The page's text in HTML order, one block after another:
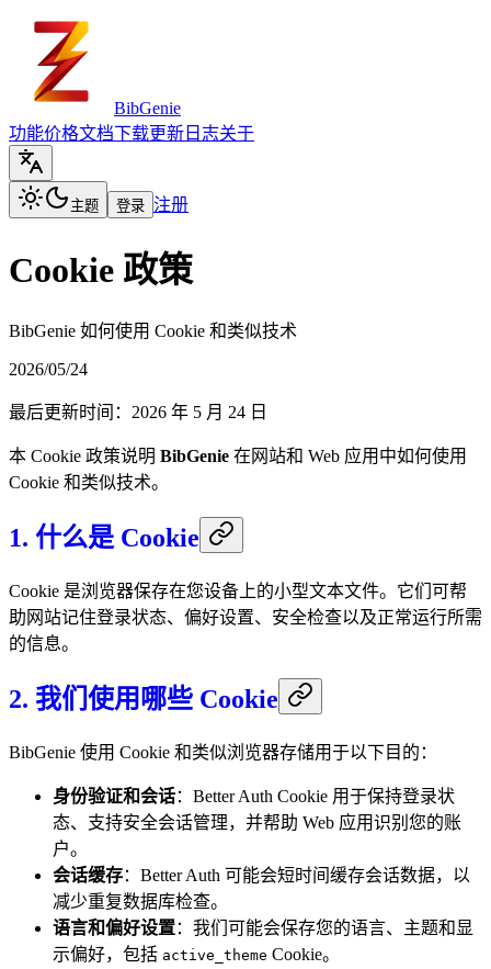
BibGenie
功能价格文档下载更新日志关于
主题 登录 注册
Cookie 政策
BibGenie 如何使用 Cookie 和类似技术
2026/05/24
最后更新时间：2026 年 5 月 24 日
本 Cookie 政策说明 BibGenie 在网站和 Web 应用中如何使用
Cookie 和类似技术。
1. 什么是 Cookie
Cookie 是浏览器保存在您设备上的小型文本文件。它们可帮
助网站记住登录状态、偏好设置、安全检查以及正常运行所需
的信息。
2. 我们使用哪些 Cookie
BibGenie 使用 Cookie 和类似浏览器存储用于以下目的：
身份验证和会话：Better Auth Cookie 用于保持登录状
态、支持安全会话管理，并帮助 Web 应用识别您的账
户。
会话缓存：Better Auth 可能会短时间缓存会话数据，以
减少重复数据库检查。
语言和偏好设置：我们可能会保存您的语言、主题和显
示偏好，包括 active_theme Cookie。